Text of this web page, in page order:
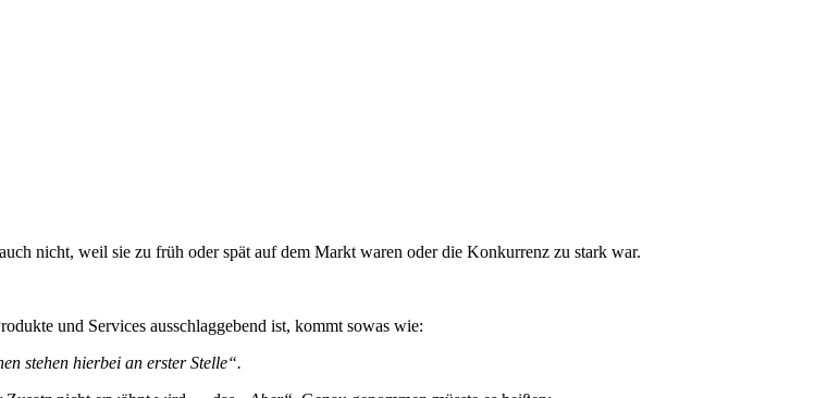
nicht, weil sie zu früh oder spät auf dem Markt waren oder die Konkurrenz zu stark war.
und Services ausschlaggebend ist, kommt sowas wie:
stehen hierbei an erster Stelle“.